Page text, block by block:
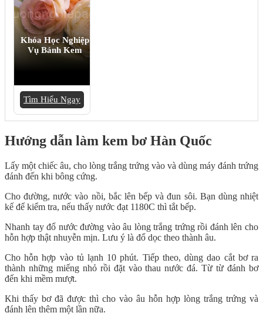
Khóa Học Nghiệp
Vụ Bánh Kem
Tìm Hiểu Ngay
Hướng dẫn làm kem bơ Hàn Quốc
Lấy một chiếc âu, cho lòng trắng trứng vào và dùng máy đánh trứng
đánh đến khi bông cứng.
Cho đường, nước vào nồi, bắc lên bếp và đun sôi. Bạn dùng nhiệt
kế để kiểm tra, nếu thấy nước đạt 1180C thì tắt bếp.
Nhanh tay đổ nước đường vào âu lòng trắng trứng rồi đánh lên cho
hỗn hợp thật nhuyễn mịn. Lưu ý là đổ dọc theo thành âu.
Cho hỗn hợp vào tủ lạnh 10 phút. Tiếp theo, dùng dao cắt bơ ra
thành những miếng nhỏ rồi đặt vào thau nước đá. Từ từ đánh bơ
đến khi mềm mượt.
Khi thấy bơ đã được thì cho vào âu hỗn hợp lòng trắng trứng và
đánh lên thêm một lần nữa.